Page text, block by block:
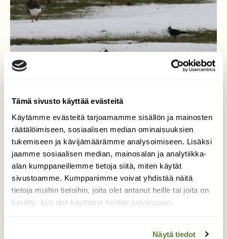
Tämä sivusto käyttää evästeitä
Käytämme evästeitä tarjoamamme sisällön ja mainosten
räätälöimiseen, sosiaalisen median ominaisuuksien
tukemiseen ja kävijämäärämme analysoimiseen. Lisäksi
jaamme sosiaalisen median, mainosalan ja analytiikka-
alan kumppaneillemme tietoja siitä, miten käytät
sivustoamme. Kumppanimme voivat yhdistää näitä
tietoja muihin tietoihin, joita olet antanut heille tai joita on
kerätty, kun olet käyttänyt heidän palvelujaan.
Näytä tiedot
Kevätmuutto
Töyhtöhyypät ovat saapuneet muutolta
Valokuvaaja: Susanna Hannula, Mietoinen 21.3.23